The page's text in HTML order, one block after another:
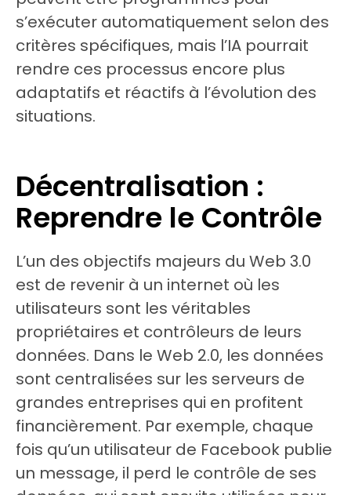
s’exécuter automatiquement selon des
critères spécifiques, mais l’IA pourrait
rendre ces processus encore plus
adaptatifs et réactifs à l’évolution des
situations.
Décentralisation :
Reprendre le Contrôle
L’un des objectifs majeurs du Web 3.0
est de revenir à un internet où les
utilisateurs sont les véritables
propriétaires et contrôleurs de leurs
données. Dans le Web 2.0, les données
sont centralisées sur les serveurs de
grandes entreprises qui en profitent
financièrement. Par exemple, chaque
fois qu’un utilisateur de Facebook publie
un message, il perd le contrôle de ses